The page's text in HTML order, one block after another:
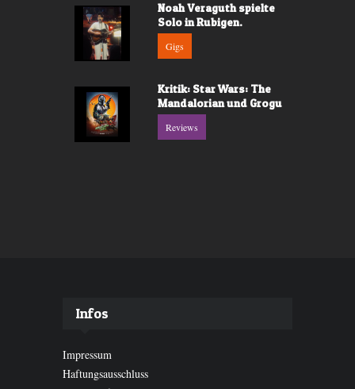
Noah Veraguth spielte
Solo in Rubigen.
Gigs
Kritik: Star Wars: The
Mandalorian und Grogu
Reviews
Infos
Impressum
Haftungsausschluss